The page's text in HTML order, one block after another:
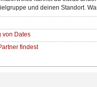
und deinen Standort.
von Dates
findest